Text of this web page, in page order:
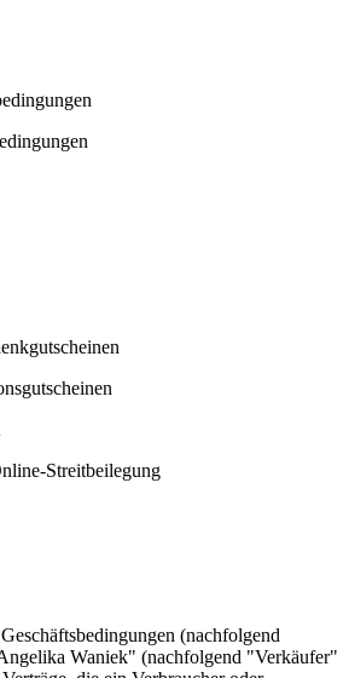
Streitbeilegung
(nachfolgend
Waniek" (nachfolgend "Verkäufer"